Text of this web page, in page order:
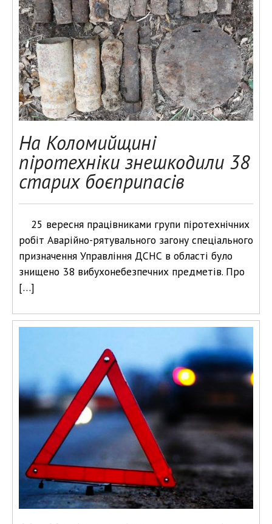
На Коломийщині
піротехніки знешкодили 38
старих боєприпасів
25 вересня працівниками групи піротехнічних
робіт Аварійно-рятувального загону спеціального
призначення Управління ДСНС в області було
знищено 38 вибухонебезпечних предметів. Про
[…]